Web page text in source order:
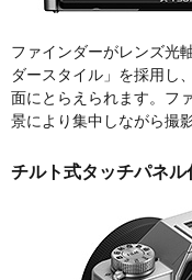
ファインダーがレンズ光
ダースタイル」を採用し
面にとらえられます。フ
景により集中しながら撮
チルト式タッチパネ